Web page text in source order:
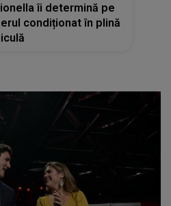
îi determină pe
condiționat în plină